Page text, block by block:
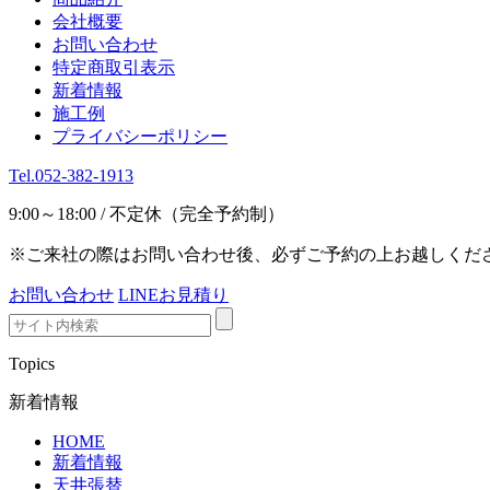
会社概要
お問い合わせ
特定商取引表示
新着情報
施工例
プライバシーポリシー
Tel.052-382-1913
9:00～18:00 / 不定休（完全予約制）
※ご来社の際はお問い合わせ後、必ずご予約の上お越しくだ
お問い合わせ LINEお見積り
Topics
新着情報
HOME
新着情報
天井張替